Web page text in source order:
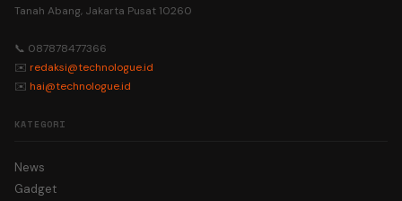
Tanah Abang, Jakarta Pusat 10260
📞 087878477366
✉️ redaksi@technologue.id
✉️ hai@technologue.id
KATEGORI
News
Gadget